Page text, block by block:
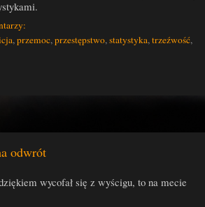
, przemoc, przestępstwo, statystyka, trzeźwość,
odwrót
wycofał się z wyścigu, to na mecie